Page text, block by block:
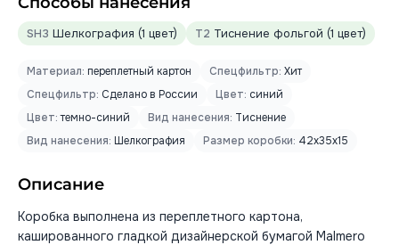
SH3 Шелкография (1 цвет) T2 Тиснение фольгой (1 цвет)
Материал: переплетный картон Спецфильтр: Хит
Спецфильтр: Сделано в России Цвет: синий
Цвет:темно-синий Вид нанесения: Тиснение
Вид нанесения: Шелкография Размер коробки: 42x35x15
Описание
Коробка выполнена из переплетного картона,
кашированного гладкой дизайнерской бумагой Malmero